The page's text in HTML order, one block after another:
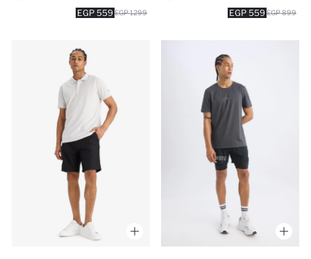
559 EGP 899 EGP
559 EGP 1299 EGP